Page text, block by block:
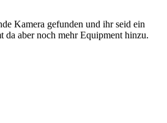
Kamera gefunden und ihr seid ein
da aber noch mehr Equipment hinzu.